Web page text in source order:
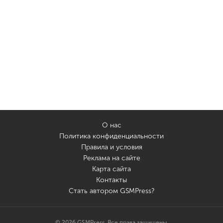
О нас
Политика конфиденциальности
Правила и условия
Реклама на сайте
Карта сайта
Контакты
Стать автором GSMPress?